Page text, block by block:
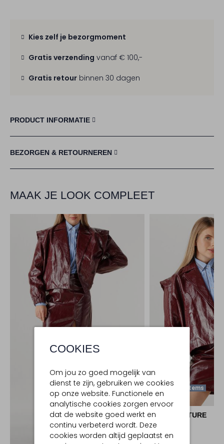
COOKIES
Om jou zo goed mogelijk van
dienst te zijn, gebruiken we cookies
op onze website. Functionele en
analytische cookies zorgen ervoor
dat de website goed werkt en
continu verbeterd wordt. Deze
cookies worden altijd geplaatst en
Kies zelf je bezorgmoment
Gratis verzending vanaf € 100,-
Gratis retour binnen 30 dagen
PRODUCT INFORMATIE
BEZORGEN & RETOURNEREN
MAAK JE LOOK COMPLEET
Ontdek de look
Laatste Items
CO'COUTURE
€ 189,99